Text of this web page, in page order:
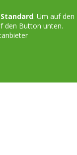
Standard. Um auf den
den Button unten.